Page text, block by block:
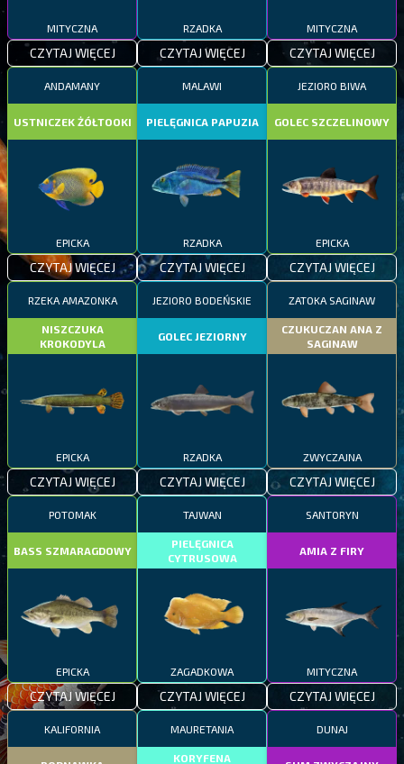
MITYCZNA
CZYTAJ WIĘCEJ
RZADKA
CZYTAJ WIĘCEJ
MITYCZNA
CZYTAJ WIĘCEJ
ANDAMANY
USTNICZEK ŻÓŁTOOKI
EPICKA
CZYTAJ WIĘCEJ
MALAWI
PIELĘGNICA PAPUZIA
RZADKA
CZYTAJ WIĘCEJ
JEZIORO BIWA
GOLEC SZCZELINOWY
EPICKA
CZYTAJ WIĘCEJ
RZEKA AMAZONKA
NISZCZUKA
KROKODYLA
EPICKA
CZYTAJ WIĘCEJ
JEZIORO BODEŃSKIE
GOLEC JEZIORNY
RZADKA
CZYTAJ WIĘCEJ
ZATOKA SAGINAW
CZUKUCZAN ANA Z
SAGINAW
ZWYCZAJNA
CZYTAJ WIĘCEJ
POTOMAK
BASS SZMARAGDOWY
EPICKA
CZYTAJ WIĘCEJ
TAJWAN
PIELĘGNICA
CYTRUSOWA
ZAGADKOWA
CZYTAJ WIĘCEJ
SANTORYN
AMIA Z FIRY
MITYCZNA
CZYTAJ WIĘCEJ
KALIFORNIA MAURETANIA
KORYFENA
DUNAJ